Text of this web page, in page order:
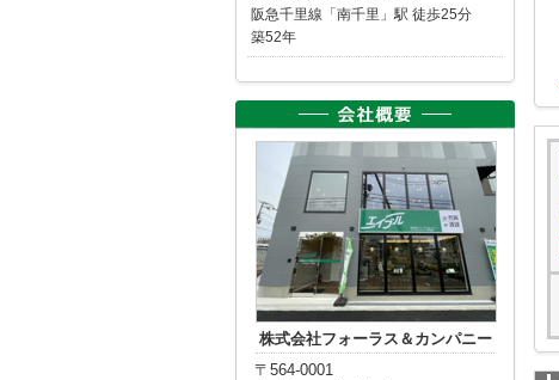
阪急千里線「南千里」駅 徒歩25分
築52年
株式会社フォーラス＆カンパニー
〒564-0001